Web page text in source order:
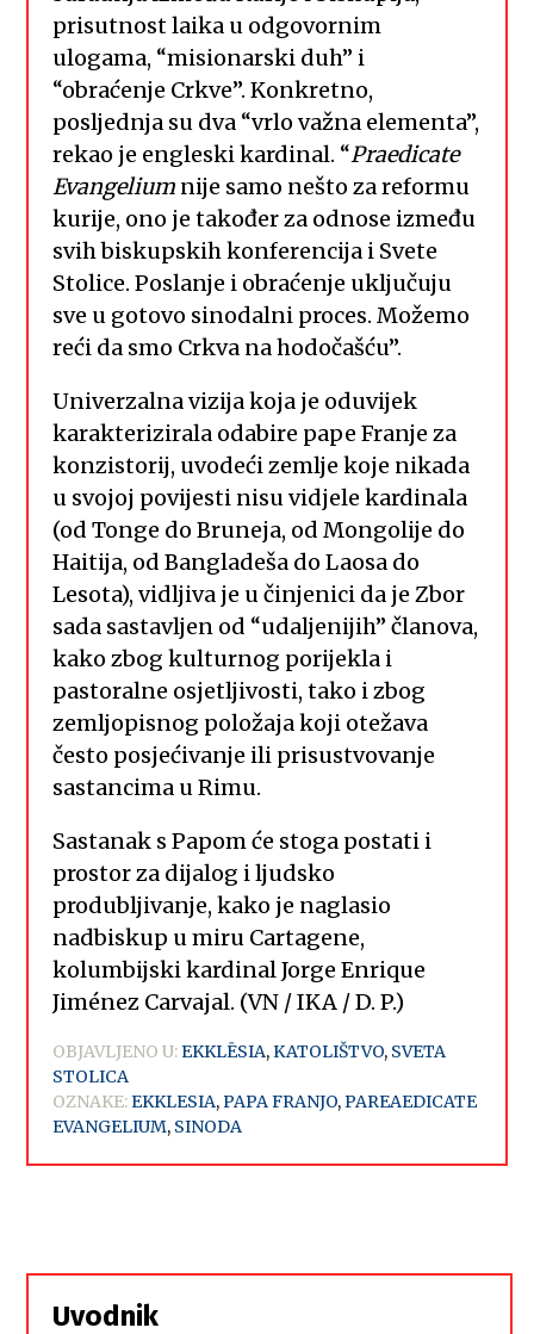
prisutnost laika u odgovornim
ulogama, “misionarski duh” i
“obraćenje Crkve”. Konkretno,
posljednja su dva “vrlo važna elementa”,
rekao je engleski kardinal. “Praedicate
Evangelium nije samo nešto za reformu
kurije, ono je također za odnose između
svih biskupskih konferencija i Svete
Stolice. Poslanje i obraćenje uključuju
sve u gotovo sinodalni proces. Možemo
reći da smo Crkva na hodočašću”.
Univerzalna vizija koja je oduvijek
karakterizirala odabire pape Franje za
konzistorij, uvodeći zemlje koje nikada
u svojoj povijesti nisu vidjele kardinala
(od Tonge do Bruneja, od Mongolije do
Haitija, od Bangladeša do Laosa do
Lesota), vidljiva je u činjenici da je Zbor
sada sastavljen od “udaljenijih” članova,
kako zbog kulturnog porijekla i
pastoralne osjetljivosti, tako i zbog
zemljopisnog položaja koji otežava
često posjećivanje ili prisustvovanje
sastancima u Rimu.
Sastanak s Papom će stoga postati i
prostor za dijalog i ljudsko
produbljivanje, kako je naglasio
nadbiskup u miru Cartagene,
kolumbijski kardinal Jorge Enrique
Jiménez Carvajal. (VN / IKA / D. P.)
OBJAVLJENO U:EKKLĒSIA,KATOLIŠTVO, SVETA
STOLICA
OZNAKE:EKKLESIA,PAPA FRANJO,PAREAEDICATE
EVANGELIUM, SINODA
Uvodnik